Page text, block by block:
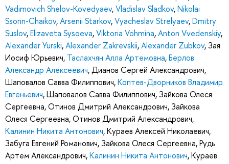
Vadimovich Shelov-Kovedyaev,Vladislav Sladkov,Nikolai
Ssorin-Chaikov,Arsenii Starkov,Vyacheslav Strelyaev,Dmitry
Suslov,Elizaveta Sysoeva,Viktoria Vohmina,Anton Vvedenskiy,
Alexander Yurski,Alexander Zakrevskii,Alexander Zubkov, Зая
Иосиф Юрьевич, Таслахчян Алла Артемовна,Берлов
Александр Алексеевич,Дианов Сергей Александрович,
Шаповалов Савва Филиппович,Коптев-Дворников Владимир
Евгеньевич,Шаповалов Савва Филиппович, Зайкова Олеся
Сергеевна,Отинов Дмитрий Александрович, Зайкова
Олеся Сергеевна,Отинов Дмитрий Александрович,
Калинин Никита Антонович,Кураев Алексей Николаевич,
Забуга Евгений Романович, Зайкова Олеся Сергеевна,Рудь
Артем Александрович,Калинин Никита Антонович,Кураев